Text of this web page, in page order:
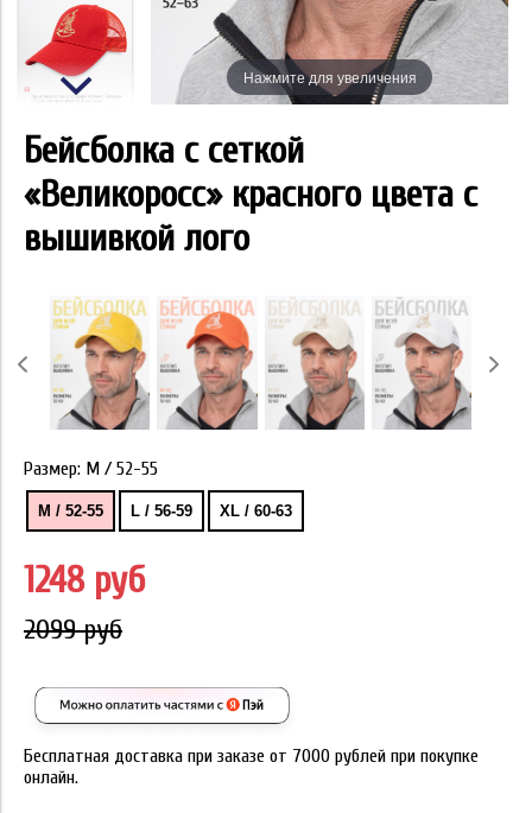
Нажмите для увеличения
Бейсболка с сеткой
«Великоросс» красного цвета с
вышивкой лого
Размер: M / 52-55
M / 52-55 L / 56-59 XL / 60-63
1248 руб
2099 руб
Бесплатная доставка при заказе от 7000 рублей при покупке
онлайн.